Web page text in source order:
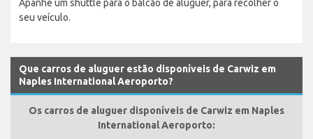
Apanhe um shuttle para o balcão de aluguer, para recolher o
seu veículo.
Que carros de aluguer estão disponíveis de Carwiz em
Naples International Aeroporto?
Os carros de aluguer disponíveis de Carwiz em Naples
International Aeroporto: